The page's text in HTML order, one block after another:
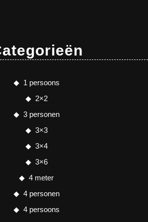
1 persoons
2×2
3 personen
3×3
3×4
3×6
4 meter
4 personen
4 persoons